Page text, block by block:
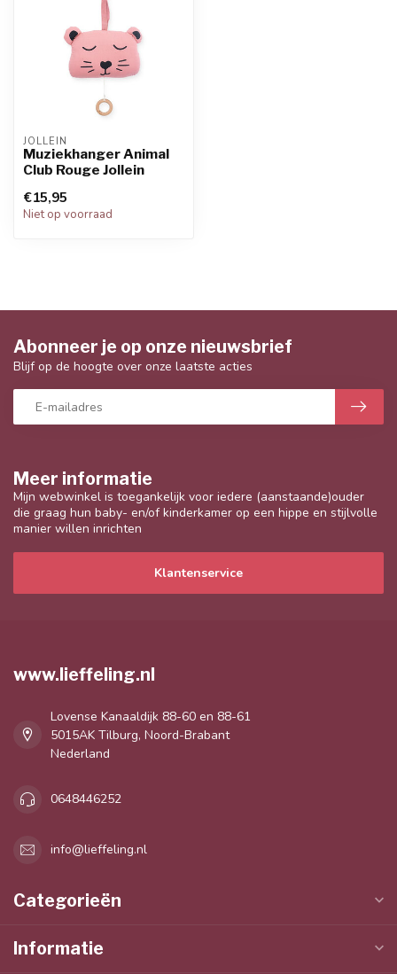
JOLLEIN
Muziekhanger Animal
Club Rouge Jollein
€15,95
Niet op voorraad
Meer informatie
Mijn webwinkel is toegankelijk voor iedere (aanstaande)ouder
die graag hun baby- en/of kinderkamer op een hippe en stijlvolle
manier willen inrichten
Klantenservice
Abonneer je op onze nieuwsbrief
Blijf op de hoogte over onze laatste acties
www.lieffeling.nl
Lovense Kanaaldijk 88-60 en 88-61
5015AK Tilburg, Noord-Brabant
Nederland
0648446252
info@lieffeling.nl
Categorieën
Informatie